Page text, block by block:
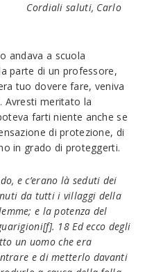
Cordiali saluti, Carlo
andava a scuola
parte di un professore,
tuo dovere fare, veniva
Avresti meritato la
farti niente anche se
di protezione, di
in grado di proteggerti.
e c’erano là seduti dei
da tutti i villaggi della
e la potenza del
18 Ed ecco degli
un uomo che era
e di metterlo davanti